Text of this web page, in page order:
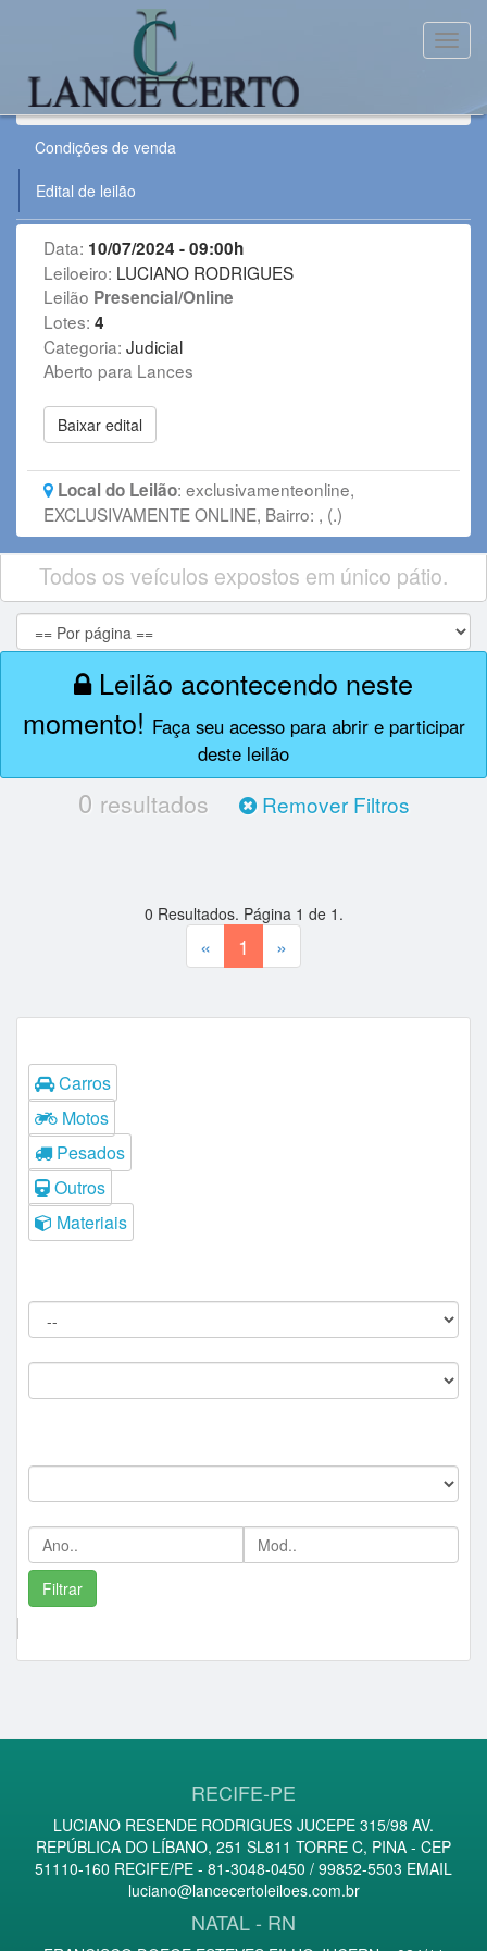
Leilão:100724TJPE
Condições de venda
Edital de leilão
Data: 10/07/2024 - 09:00h
Leiloeiro: LUCIANO RODRIGUES
Leilão Presencial/Online
Lotes: 4
Categoria: Judicial
Aberto para Lances
Baixar edital
Local do Leilão: exclusivamenteonline,
EXCLUSIVAMENTE ONLINE, Bairro: , (.)
Todos os veículos expostos em único pátio.
Leilão acontecendo neste
momento! Faça seu acesso para abrir e participar
deste leilão
0 resultados Remover Filtros
0 Resultados. Página 1 de 1 .
« 1 »
Carros
Motos
Pesados
Outros
Materiais
RECIFE-PE
LUCIANO RESENDE RODRIGUES JUCEPE 315/98 AV.
REPÚBLICA DO LÍBANO, 251 SL811 TORRE C, PINA - CEP
51110-160 RECIFE/PE - 81-3048-0450 / 99852-5503 EMAIL
luciano@lancecertoleiloes.com.br
NATAL - RN